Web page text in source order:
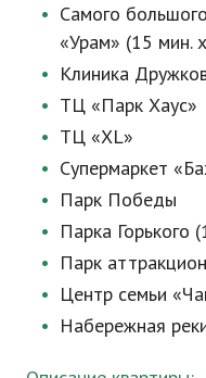
Самого
«Урам» (15 мин.
Клиника
ТЦ «Парк Хаус»
ТЦ «XL»
Супермаркет
Парк Победы
Парка Горького
Парк
Центр семьи
Набережная